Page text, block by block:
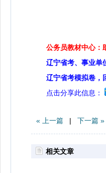
公务员教材中心：
辽宁省考、事业单
辽宁省考模拟卷，
点击分享此信息：
« 上一篇 | 下一篇 »
相关文章